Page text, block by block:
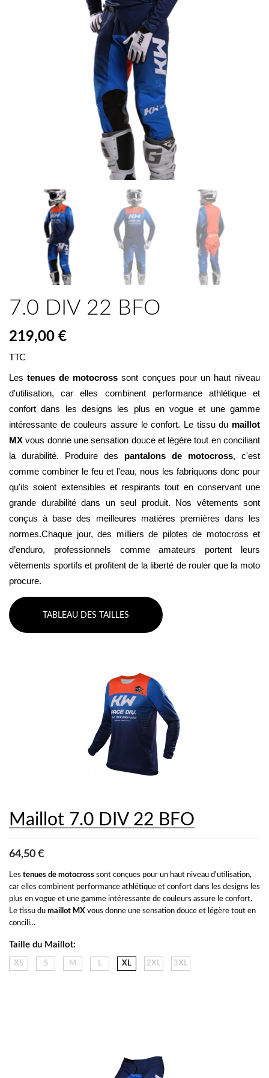
7.0 DIV 22 BFO
219,00 €
TTC
Les tenues de motocross sont conçues pour un haut niveau
d'utilisation, car elles combinent performance athlétique et
confort dans les designs les plus en vogue et une gamme
intéressante de couleurs assure le confort. Le tissu du maillot
MX vous donne une sensation douce et légère tout en conciliant
la durabilité. Produire des pantalons de motocross, c'est
comme combiner le feu et l'eau, nous les fabriquons donc pour
qu'ils soient extensibles et respirants tout en conservant une
grande durabilité dans un seul produit. Nos vêtements sont
conçus à base des meilleures matières premières dans les
normes.Chaque jour, des milliers de pilotes de motocross et
d’enduro, professionnels comme amateurs portent leurs
vêtements sportifs et profitent de la liberté de rouler que la moto
procure.
TABLEAU DES TAILLES
Maillot 7.0 DIV 22 BFO
64,50 €
Les tenues de motocross sont conçues pour un haut niveau d'utilisation,
car elles combinent performance athlétique et confort dans les designs les
plus en vogue et une gamme intéressante de couleurs assure le confort.
Le tissu du maillot MX vous donne une sensation douce et légère tout en
concili...
Taille du Maillot:
XS S M L XL 2XL 3XL